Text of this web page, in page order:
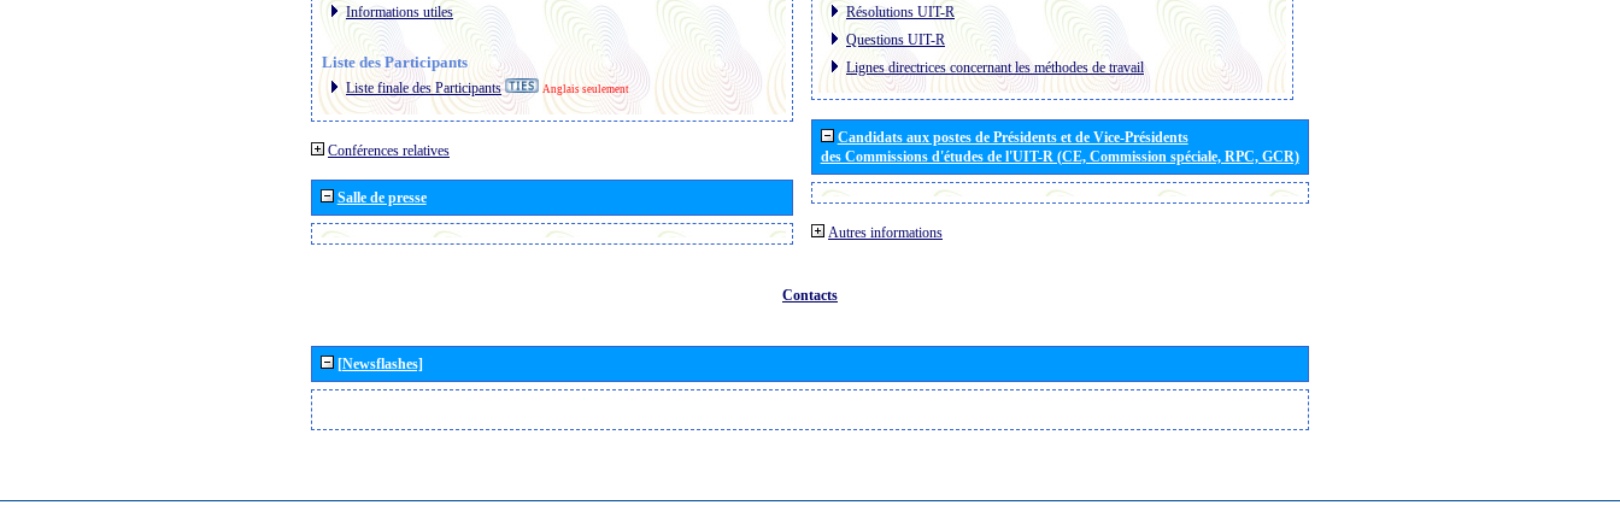
Informations utiles
Liste des Participants
Liste finale des Participants Anglais seulement
Conférences relatives
Salle de presse
Résolutions UIT-R
Questions UIT-R
Lignes directrices concernant les méthodes de travail
Candidats aux postes de Présidents et de Vice-Présidents
des Commissions d'études de l'UIT-R (CE, Commission spéciale, RPC, GCR)
Autres informations
Contacts
[Newsflashes]